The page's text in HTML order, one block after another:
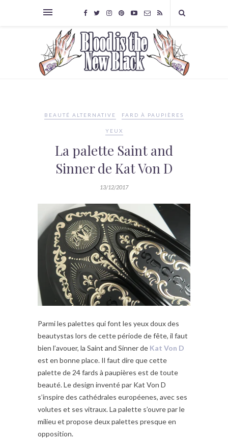
BEAUTÉ ALTERNATIVE FARD À PAUPIÈRES
YEUX
La palette Saint and
Sinner de Kat Von D
13/12/2017
Parmi les palettes qui font les yeux doux des
beautystas lors de cette période de fête, il faut
bien l’avouer, la Saint and Sinner de Kat Von D
est en bonne place. Il faut dire que cette
palette de 24 fards à paupières est de toute
beauté. Le design inventé par Kat Von D
s’inspire des cathédrales européenes, avec ses
volutes et ses vitraux. La palette s’ouvre par le
milieu et propose deux palettes presque en
opposition.